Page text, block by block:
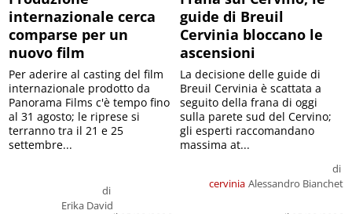
internazionale cerca
comparse per un
nuovo film
di
Erika David
Per aderire al casting del film
internazionale prodotto da
Panorama Films c'è tempo fino
al 31 agosto; le riprese si
terranno tra il 21 e 25
settembre...
guide di Breuil
Cervinia bloccano le
ascensioni
cervinia
di
Alessandro Bianchet
La decisione delle guide di
Breuil Cervinia è scattata a
seguito della frana di oggi
sulla parete sud del Cervino;
gli esperti raccomandano
massima at...